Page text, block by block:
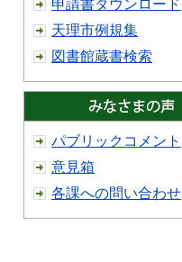
申請書ダウンロード
天理市例規集
図書館蔵書検索
パブリックコメント
意見箱
各課への問い合わせ